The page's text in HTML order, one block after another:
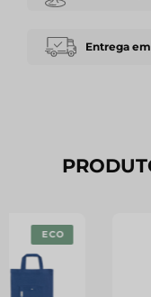
Entrega
ECO